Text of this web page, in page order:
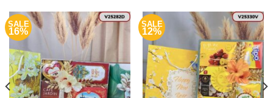
SALE
16%
SALE
12%